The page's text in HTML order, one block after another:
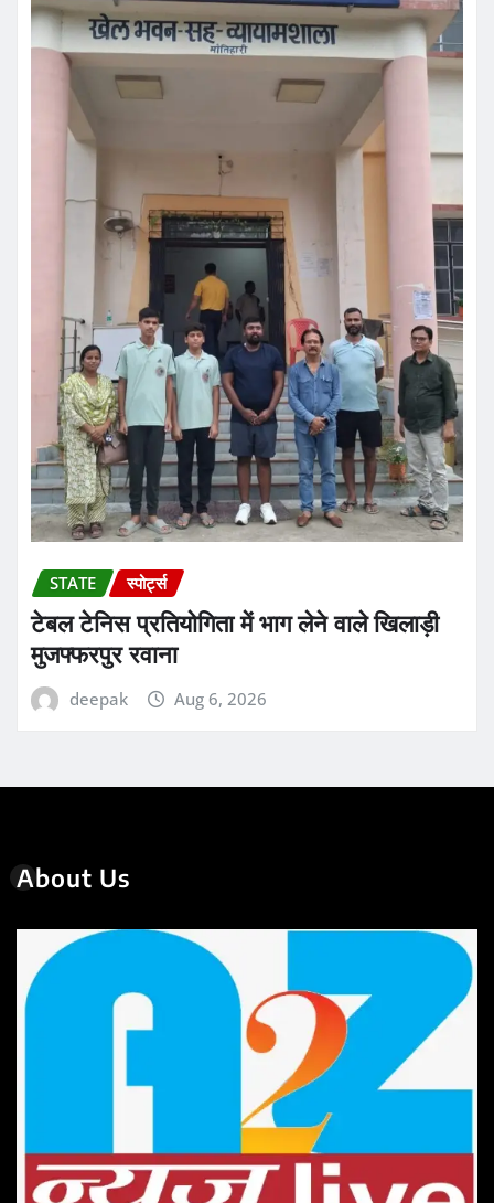
STATE स्पोर्ट्स
टेबल टेनिस प्रतियोगिता में भाग लेने वाले खिलाड़ी
मुजफ्फरपुर रवाना
deepak Aug 6, 2026
About Us